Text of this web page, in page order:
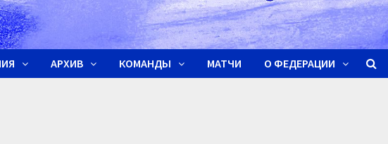
АРХИВ КОМАНДЫ МАТЧИ О ФЕДЕРАЦИИ